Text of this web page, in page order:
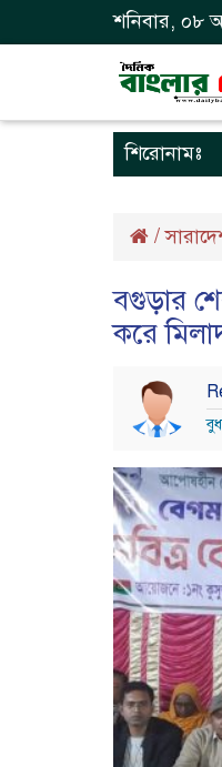
শনিবার, ০৮
শিরোনামঃ
/
বগুড়ার
করে